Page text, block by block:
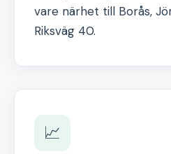
vare närhet till Borås,
Riksväg 40.
📈